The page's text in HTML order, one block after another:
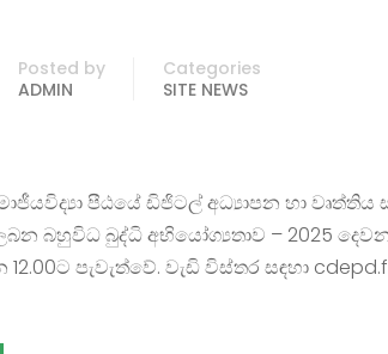
Posted by
ADMIN
Categories
SITE NEWS
පීඨයේ ඩිජිටල් අධ්‍යාපන හා
බහුවිධ බුද්ධි අභියෝග්‍යතාව – 2025
12.00ට පැවැත්වේ. වැඩි විස්තර සඳහා